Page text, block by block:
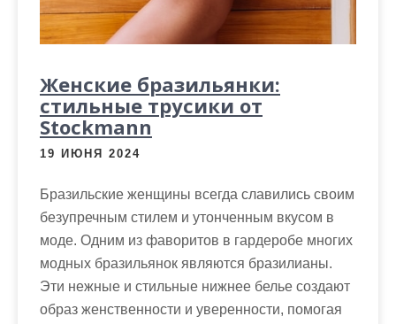
Женские бразильянки:
стильные трусики от
Stockmann
19 ИЮНЯ 2024
Бразильские женщины всегда славились своим
безупречным стилем и утонченным вкусом в
моде. Одним из фаворитов в гардеробе многих
модных бразильянок являются бразилианы.
Эти нежные и стильные нижнее белье создают
образ женственности и уверенности, помогая